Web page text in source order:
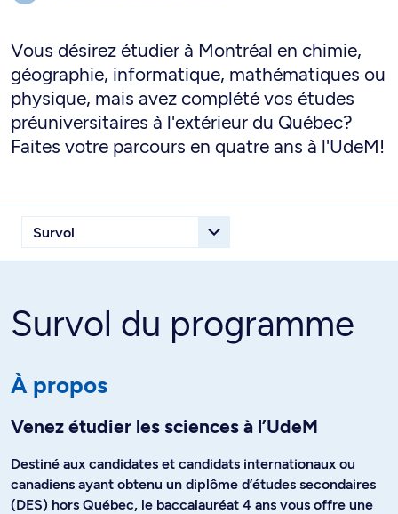
Vous désirez étudier à Montréal en chimie,
géographie, informatique, mathématiques ou
physique, mais avez complété vos études
préuniversitaires à l'extérieur du Québec?
Faites votre parcours en quatre ans à l'UdeM!
Survol du programme
À propos
Venez étudier les sciences à l’UdeM
Destiné aux candidates et candidats internationaux ou
canadiens ayant obtenu un diplôme d’études secondaires
(DES) hors Québec, le baccalauréat 4 ans vous offre une